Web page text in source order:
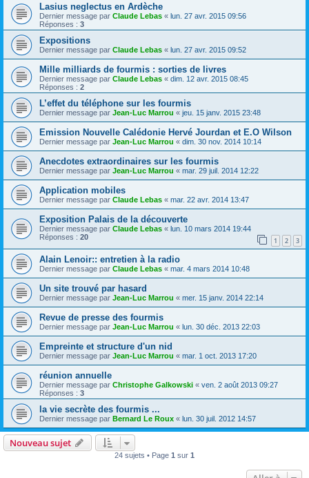
Lasius neglectus en Ardèche
Dernier message par Claude Lebas « lun. 27 avr. 2015 09:56
Réponses : 3
Expositions
Dernier message par Claude Lebas « lun. 27 avr. 2015 09:52
Mille milliards de fourmis : sorties de livres
Dernier message par Claude Lebas « dim. 12 avr. 2015 08:45
Réponses : 2
L’effet du téléphone sur les fourmis
Dernier message par Jean-Luc Marrou « jeu. 15 janv. 2015 23:48
Emission Nouvelle Calédonie Hervé Jourdan et E.O Wilson
Dernier message par Jean-Luc Marrou « dim. 30 nov. 2014 10:14
Anecdotes extraordinaires sur les fourmis
Dernier message par Jean-Luc Marrou « mar. 29 juil. 2014 12:22
Application mobiles
Dernier message par Claude Lebas « mar. 22 avr. 2014 13:47
Exposition Palais de la découverte
Dernier message par Claude Lebas « lun. 10 mars 2014 19:44
Réponses : 20 1 2 3
Alain Lenoir:: entretien à la radio
Dernier message par Claude Lebas « mar. 4 mars 2014 10:48
Un site trouvé par hasard
Dernier message par Jean-Luc Marrou « mer. 15 janv. 2014 22:14
Revue de presse des fourmis
Dernier message par Jean-Luc Marrou « lun. 30 déc. 2013 22:03
Empreinte et structure d'un nid
Dernier message par Jean-Luc Marrou « mar. 1 oct. 2013 17:20
réunion annuelle
Dernier message par Christophe Galkowski « ven. 2 août 2013 09:27
Réponses : 3
la vie secrète des fourmis ...
Dernier message par Bernard Le Roux « lun. 30 juil. 2012 14:57
Nouveau sujet
24 sujets • Page 1 sur 1